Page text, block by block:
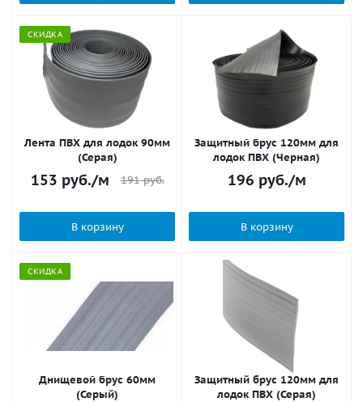
СКИДКА
Лента ПВХ для лодок 90мм
(Серая)
153 руб./м 191руб.
В корзину
Защитный брус 120мм для
лодок ПВХ (Черная)
196 руб./м
В корзину
СКИДКА
Днищевой брус 60мм
(Серый)
Защитный брус 120мм для
лодок ПВХ (Серая)